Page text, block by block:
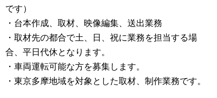
です）
・台本作成、取材、映像編集、送出業務
・取材先の都合で土、日、祝に業務を担当する場
合、平日代休となります。
・車両運転可能な方を募集します。
・東京多摩地域を対象とした取材、制作業務です。